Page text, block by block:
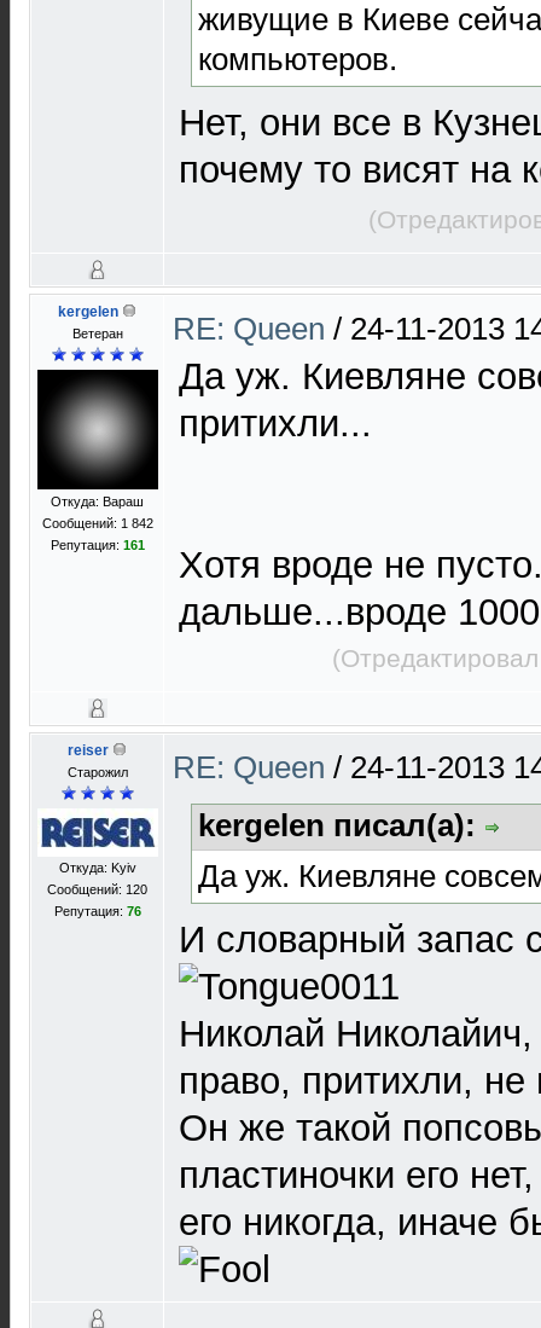
живущие в Киеве
компьютеров.
Нет, они все в
почему то висят на
kergelen
Ветеран
Откуда: Вараш
Сообщений: 1 842
Репутация: 161
RE: Queen / 24-11-2013
Да уж. Киевляне
притихли...
Хотя вроде не
дальше...вроде
reiser
Старожил
Откуда: Kyiv
Сообщений: 120
Репутация: 76
RE: Queen / 24-11-2013
kergelen писал(а):
Да уж. Киевляне
И словарный запас
Николай
право, притихли,
Он же такой
пластиночки его
его никогда, иначе